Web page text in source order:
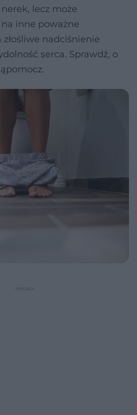
lecz może
inne poważne
złośliwe nadciśnienie
serca. Sprawdź, o